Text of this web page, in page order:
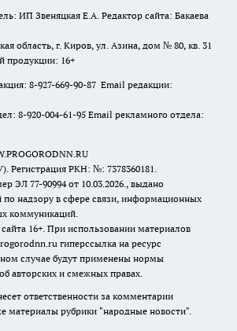
ИП Звеняцкая Е.А. Редактор сайта: Бакаева
область, г. Киров, ул. Азина, дом № 80, кв. 31
продукции: 16+
8-927-669-90-87 Email редакции:
8-920-004-61-95 Email рекламного отдела:
РКН: №: 7378360181.
ЭЛ 77-90994 от 10.03.2026., выдано
надзору в сфере связи, информационных
коммуникаций.
сайта 16+. При использовании материалов
гиперссылка на ресурс
случае будут применены нормы
авторских и смежных правах.
ответственности за комментарии
материалы рубрики "народные новости".